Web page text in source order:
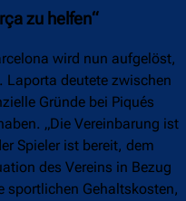
zu helfen“
wird nun aufgelöst,
Laporta deutete zwischen
Gründe bei Piqués
„Die Vereinbarung ist
Spieler ist bereit, dem
des Vereins in Bezug
sportlichen Gehaltskosten,